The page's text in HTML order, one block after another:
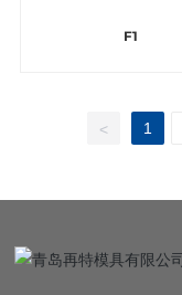
F1
< 1